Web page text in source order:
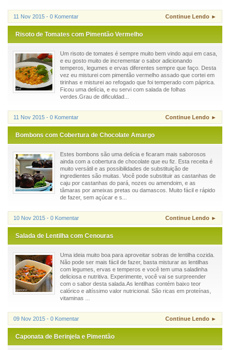
11 Nov 2015 - 0 Komentar Continue Lendo ►
Risoto de Tomates com Pimentão Vermelho
Um risoto de tomates é sempre muito bem vindo aqui em casa,
e eu gosto muito de incrementar o sabor adicionando
temperos, legumes e ervas diferentes sempre que faço. Desta
vez eu misturei com pimentão vermelho assado que cortei em
tirinhas e misturei ao refogado que foi temperado com páprica.
Ficou uma delícia, e eu servi com salada de folhas
verdes.Grau de dificuldad...
11 Nov 2015 - 0 Komentar Continue Lendo ►
Bombons com Cobertura de Chocolate Amargo
Estes bombons são uma delícia e ficaram mais saborosos
ainda com a cobertura de chocolate que eu fiz. Esta receita é
muito versátil e as possibilidades de substituição de
ingredientes são muitas. Você pode substituir as castanhas de
caju por castanhas do pará, nozes ou amendoim, e as
tâmaras por ameixas pretas ou damascos. Muito fácil e rápido
de fazer, sem açúcar e s...
10 Nov 2015 - 0 Komentar Continue Lendo ►
Salada de Lentilha com Cenouras
Uma ideia muito boa para aproveitar sobras de lentilha cozida.
Não pode ser mais fácil de fazer, basta misturar as lentilhas
com legumes, ervas e temperos e você tem uma saladinha
deliciosa e nutritiva. Experimente, você vai se surpreender
com o sabor desta salada.As lentilhas contém baixo teor
calórico e altíssimo valor nutricional. São ricas em proteínas,
vitaminas ...
09 Nov 2015 - 0 Komentar Continue Lendo ►
Caponata de Berinjela e Pimentão